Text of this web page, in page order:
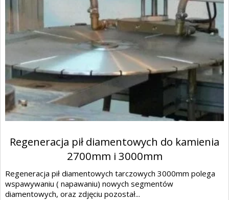
Regeneracja pił diamentowych do kamienia
2700mm i 3000mm
Regeneracja pił diamentowych tarczowych 3000mm polega
wspawywaniu ( napawaniu) nowych segmentów
diamentowych, oraz zdjęciu pozostał...